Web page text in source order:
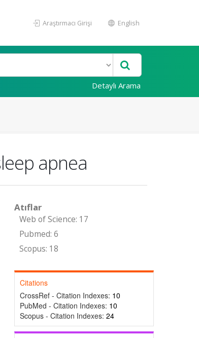
Araştırmacı Girişi English
Detaylı Arama
apnea
Atıflar
Web of Science: 17
Pubmed: 6
Scopus: 18
Citations
CrossRef - Citation Indexes: 10
PubMed - Citation Indexes: 10
Scopus - Citation Indexes: 24